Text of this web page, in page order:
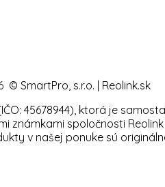
SmartPro, s.r.o. | Reolink.sk
45678944), ktorá je
známkami spoločnosti
v našej ponuke sú